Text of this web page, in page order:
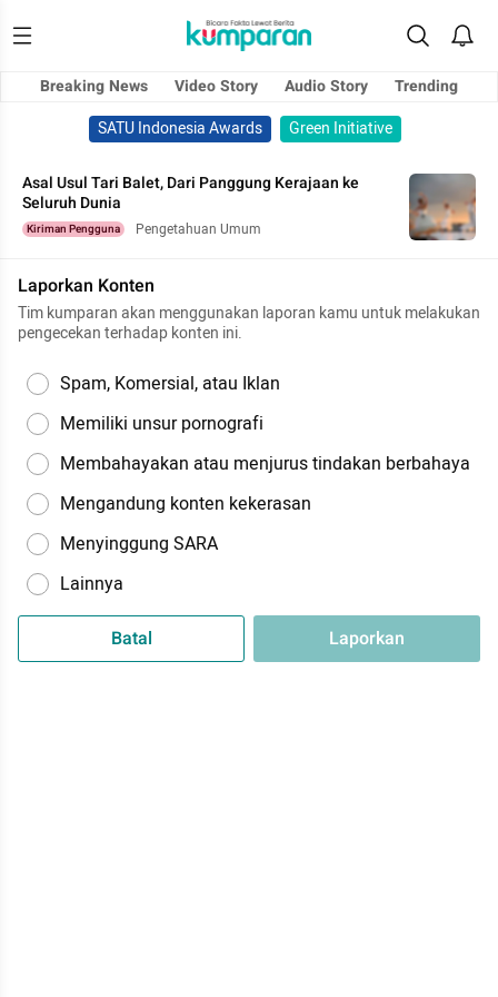
Breaking News Video Story Audio Story
Trending
SATU Indonesia Awards
Green Initiative
Asal Usul Tari Balet, Dari Panggung Kerajaan ke
Seluruh Dunia
Kiriman Pengguna Pengetahuan Umum
Laporkan Konten
Tim kumparan akan menggunakan laporan kamu untuk melakukan
pengecekan terhadap konten ini.
Spam, Komersial, atau Iklan
Memiliki unsur pornografi
Membahayakan atau menjurus tindakan berbahaya
Mengandung konten kekerasan
Menyinggung SARA
Lainnya
Batal Laporkan